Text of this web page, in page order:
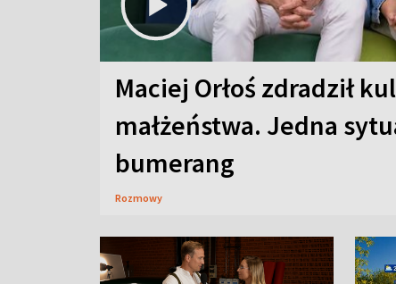
Maciej Orłoś zdradził
małżeństwa. Jedna
bumerang
Rozmowy